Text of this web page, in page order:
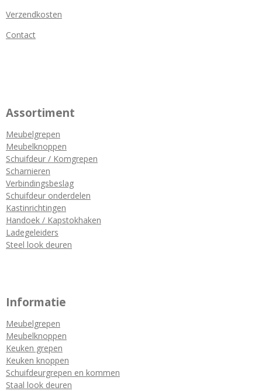
Verzendkosten
Contact
Assortiment
Meubelgrepen
Meubelknoppen
Schuifdeur / Komgrepen
Scharnieren
Verbindingsbeslag
Schuifdeur onderdelen
Kastinrichtingen
Handoek / Kapstokhaken
Ladegeleiders
Steel look deuren
Informatie
Meubelgrepen
Meubelknoppen
Keuken grepen
Keuken knoppen
Schuifdeurgrepen en kommen
Staal look deuren